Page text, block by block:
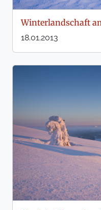
Winterlandschaft
18.01.2013